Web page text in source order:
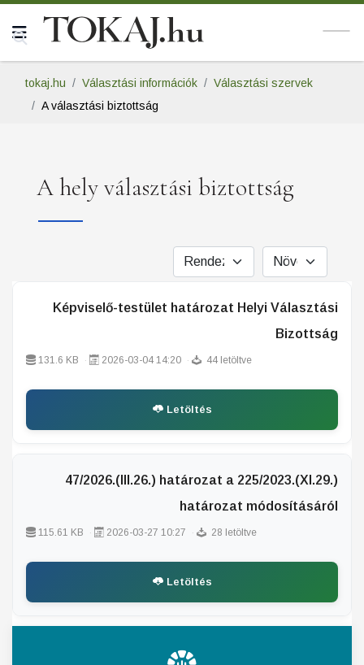
tokaj.hu Választási információk
Választási szervek
A választási biztottság
A hely választási biztottság
Képviselő-testület határozat Helyi Választási
Bizottság
131.6 KB 2026-03-04 14:20 44 letöltve
Letöltés
47/2026.(III.26.) határozat a 225/2023.(XI.29.)
határozat módosításáról
115.61 KB 2026-03-27 10:27 28 letöltve
Letöltés